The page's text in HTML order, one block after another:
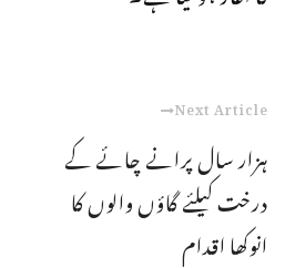
Next Article
ہزار سال پرانے چائے کے
درخت کیلئے گاؤں والوں کا
انوکھا اقدام